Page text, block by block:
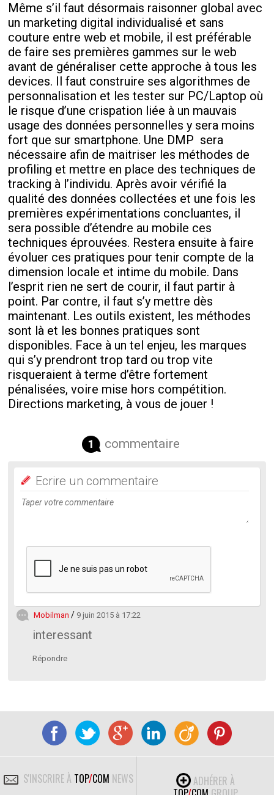
Même s’il faut désormais raisonner global avec
un marketing digital individualisé et sans
couture entre web et mobile, il est préférable
de faire ses premières gammes sur le web
avant de généraliser cette approche à tous les
devices. Il faut construire ses algorithmes de
personnalisation et les tester sur PC/Laptop où
le risque d’une crispation liée à un mauvais
usage des données personnelles y sera moins
fort que sur smartphone. Une DMP sera
nécessaire afin de maitriser les méthodes de
profiling et mettre en place des techniques de
tracking à l’individu. Après avoir vérifié la
qualité des données collectées et une fois les
premières expérimentations concluantes, il
sera possible d’étendre au mobile ces
techniques éprouvées. Restera ensuite à faire
évoluer ces pratiques pour tenir compte de la
dimension locale et intime du mobile. Dans
l’esprit rien ne sert de courir, il faut partir à
point. Par contre, il faut s’y mettre dès
maintenant. Les outils existent, les méthodes
sont là et les bonnes pratiques sont
disponibles. Face à un tel enjeu, les marques
qui s’y prendront trop tard ou trop vite
risqueraient à terme d’être fortement
pénalisées, voire mise hors compétition.
Directions marketing, à vous de jouer !
1 commentaire
Ecrire un commentaire
Mobilman 9 juin 2015 à 17:22
interessant
Répondre
S'INSCRIRE À TOP/COM NEWS
ADHÉRER À